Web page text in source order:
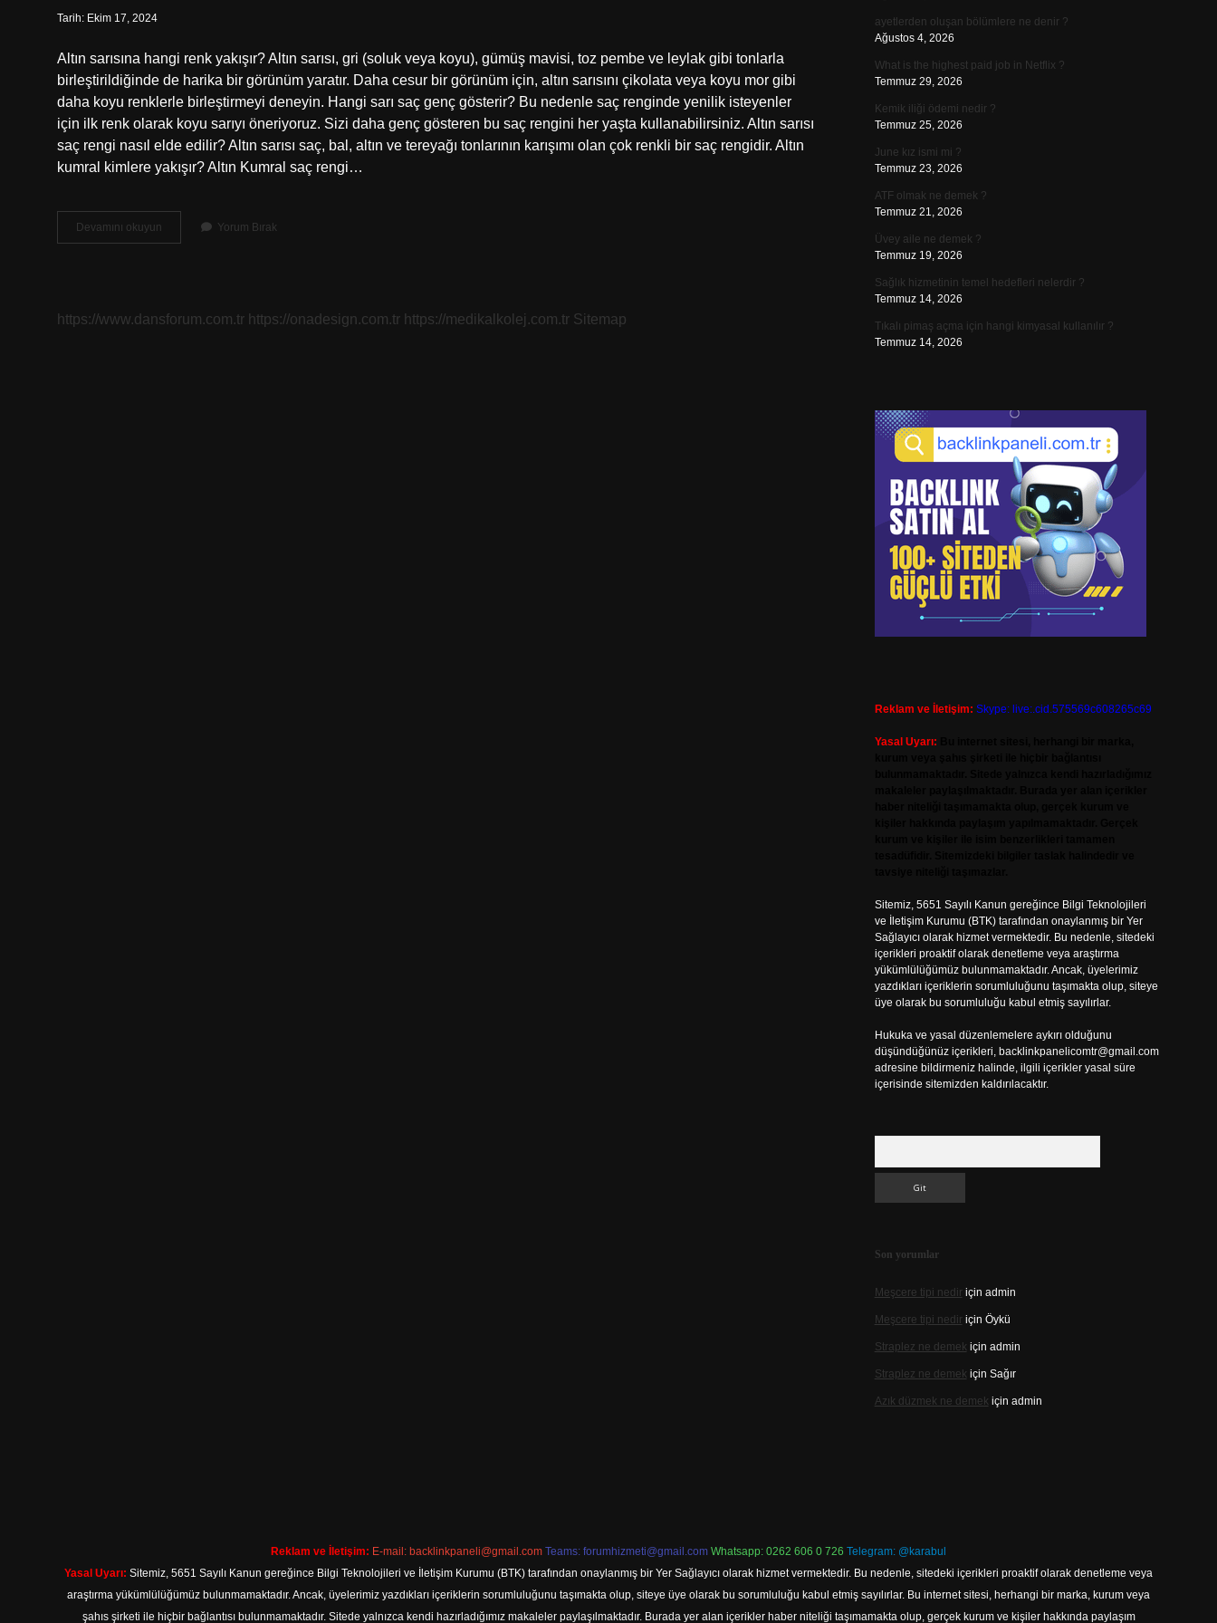
Tarih: Ekim 17, 2024
Altın sarısına hangi renk yakışır? Altın sarısı, gri (soluk veya koyu), gümüş mavisi, toz pembe ve leylak gibi tonlarla
birleştirildiğinde de harika bir görünüm yaratır. Daha cesur bir görünüm için, altın sarısını çikolata veya koyu mor gibi
daha koyu renklerle birleştirmeyi deneyin. Hangi sarı saç genç gösterir? Bu nedenle saç renginde yenilik isteyenler
için ilk renk olarak koyu sarıyı öneriyoruz. Sizi daha genç gösteren bu saç rengini her yaşta kullanabilirsiniz. Altın sarısı
saç rengi nasıl elde edilir? Altın sarısı saç, bal, altın ve tereyağı tonlarının karışımı olan çok renkli bir saç rengidir. Altın
kumral kimlere yakışır? Altın Kumral saç rengi…
Devamını okuyun
Sarısı
Yorum Bırak
https://www.dansforum.com.tr https://onadesign.com.tr https://medikalkolej.com.tr Sitemap
ayetlerden oluşan bölümlere ne denir ?
Ağustos 4, 2026
What is the highest paid job in Netflix ?
Temmuz 29, 2026
Kemik iliği ödemi nedir ?
Temmuz 25, 2026
June kız ismi mi ?
Temmuz 23, 2026
ATF olmak ne demek ?
Temmuz 21, 2026
Üvey aile ne demek ?
Temmuz 19, 2026
Sağlık hizmetinin temel hedefleri nelerdir ?
Temmuz 14, 2026
Tıkalı pimaş açma için hangi kimyasal kullanılır ?
Temmuz 14, 2026
Reklam ve İletişim: Skype: live:.cid.575569c608265c69
Yasal Uyarı:
Sitemiz, 5651 Sayılı Kanun gereğince Bilgi Teknolojileri
ve İletişim Kurumu (BTK) tarafından onaylanmış bir Yer
Sağlayıcı olarak hizmet vermektedir. Bu nedenle, sitedeki
içerikleri proaktif olarak denetleme veya araştırma
yükümlülüğümüz bulunmamaktadır. Ancak, üyelerimiz
yazdıkları içeriklerin sorumluluğunu taşımakta olup, siteye
üye olarak bu sorumluluğu kabul etmiş sayılırlar.
Hukuka ve yasal düzenlemelere aykırı olduğunu
düşündüğünüz içerikleri, backlinkpanelicomtr@gmail.com
adresine bildirmeniz halinde, ilgili içerikler yasal süre
içerisinde sitemizden kaldırılacaktır.
Son yorumlar
Meşcere tipi nediriçin admin
Meşcere tipi nediriçin Öykü
Straplez ne demek için admin
Straplez ne demek için Sağır
Azık düzmek ne demek için admin
Reklam ve İletişim: E-mail: backlinkpaneli@gmail.com Teams: forumhizmeti@gmail.com Whatsapp: 0262 606 0 726 Telegram: @karabul
Yasal Uyarı: Sitemiz, 5651 Sayılı Kanun gereğince Bilgi Teknolojileri ve İletişim Kurumu (BTK) tarafından onaylanmış bir Yer Sağlayıcı olarak hizmet vermektedir. Bu nedenle, sitedeki içerikleri proaktif olarak denetleme veya
araştırma yükümlülüğümüz bulunmamaktadır. Ancak, üyelerimiz yazdıkları içeriklerin sorumluluğunu taşımakta olup, siteye üye olarak bu sorumluluğu kabul etmiş sayılırlar. Bu internet sitesi, herhangi bir marka, kurum veya
şahıs şirketi ile hiçbir bağlantısı bulunmamaktadır. Sitede yalnızca kendi hazırladığımız makaleler paylaşılmaktadır. Burada yer alan içerikler haber niteliği taşımamakta olup, gerçek kurum ve kişiler hakkında paylaşım